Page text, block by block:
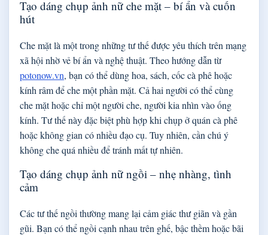
Tạo dáng chụp ảnh nữ che mặt – bí ẩn và cuốn
hút
Che mặt là một trong những tư thế được yêu thích trên mạng
xã hội nhờ vẻ bí ẩn và nghệ thuật. Theo hướng dẫn từ
potonow.vn, bạn có thể dùng hoa, sách, cốc cà phê hoặc
kính râm để che một phần mặt. Cả hai người có thể cùng
che mặt hoặc chỉ một người che, người kia nhìn vào ống
kính. Tư thế này đặc biệt phù hợp khi chụp ở quán cà phê
hoặc không gian có nhiều đạo cụ. Tuy nhiên, cần chú ý
không che quá nhiều để tránh mất tự nhiên.
Tạo dáng chụp ảnh nữ ngồi – nhẹ nhàng, tình
cảm
Các tư thế ngồi thường mang lại cảm giác thư giãn và gần
gũi. Bạn có thể ngồi cạnh nhau trên ghế, bậc thềm hoặc bãi